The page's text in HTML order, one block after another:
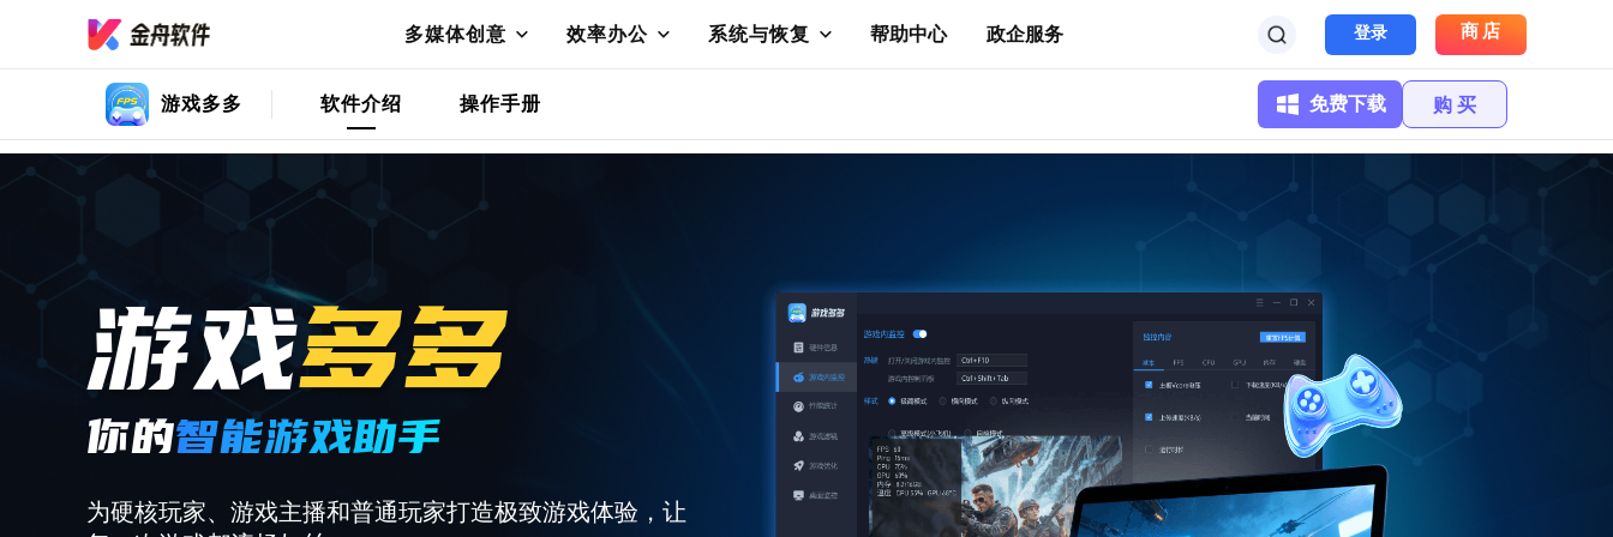
多媒体创意 效率办公 系统与恢复 帮助中心 政企服务 登录 商店
游戏多多 软件介绍 操作手册 免费下载 购 买
游戏多多
你的智能游戏助手
为硬核玩家、游戏主播和普通玩家打造极致游戏体验，让